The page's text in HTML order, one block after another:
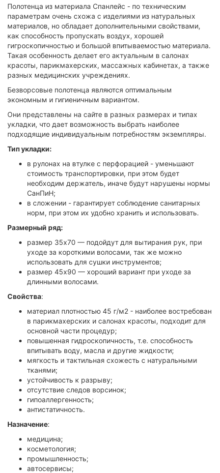
Полотенца из материала Спанлейс - по техническим
параметрам очень схожа с изделиями из натуральных
материалов, но обладает дополнительными свойствами,
как способность пропускать воздух, хорошей
гигроскопичностью и большой впитываемостью материала.
Такая особенность делает его актуальным в салонах
красоты, парикмахерских, массажных кабинетах, а также
разных медицинских учреждениях.
Безворсовые полотенца являются оптимальным
экономным и гигиеничным вариантом.
Они представлены на сайте в разных размерах и типах
укладки, что дает возможность выбрать наиболее
подходящие индивидуальным потребностям экземпляры.
Тип укладки:
в рулонах на втулке с перфорацией - уменьшают
стоимость транспортировки, при этом будет
необходим держатель, иначе будут нарушены нормы
СанПиН;
в сложении - гарантирует соблюдение санитарных
норм, при этом их удобно хранить и использовать.
Размерный ряд:
размер 35х70 — подойдут для вытирания рук, при
уходе за короткими волосами, так же можно
использовать для сушки инструментов;
размер 45х90 — хороший вариант при уходе за
длинными волосами.
Свойства:
материал плотностью 45 г/м2 - наиболее востребован
в парикмахерских и салонах красоты, подходит для
основной части процедур;
повышенная гидроскопичность, т.е. способность
впитывать воду, масла и другие жидкости;
мягкость и тактильная схожесть с натуральными
тканями;
устойчивость к разрыву;
отсутствие следов ворсинок;
гипоаллергенность;
антистатичность.
Назначение:
медицина;
косметология;
промышленность;
автосервисы;